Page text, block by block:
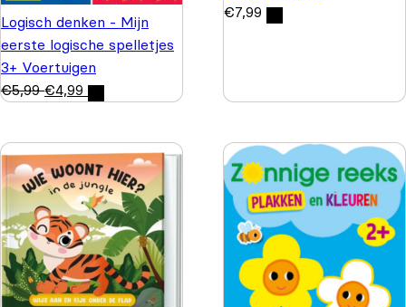
Logisch denken - Mijn
eerste logische spelletjes
3+ Voertuigen
€5,99 €4,99
€7,99